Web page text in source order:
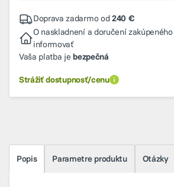
Doprava zadarmo od240 €
O naskladnení a doručení
informovať
Vaša platba jebezpečná
Strážiť dostupnosť/cenu
Popis Parametre produktu Otázky